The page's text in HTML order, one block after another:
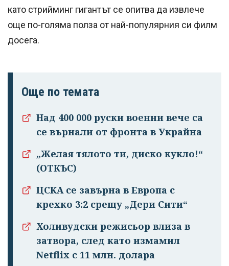
като стрийминг гигантът се опитва да извлече
още по-голяма полза от най-популярния си филм
досега.
Още по темата
Над 400 000 руски военни вече са
се върнали от фронта в Украйна
„Желая тялото ти, диско кукло!“
(ОТКЪС)
ЦСКА се завърна в Европа с
крехко 3:2 срещу „Дери Сити“
Холивудски режисьор влиза в
затвора, след като измамил
Netflix с 11 млн. долара